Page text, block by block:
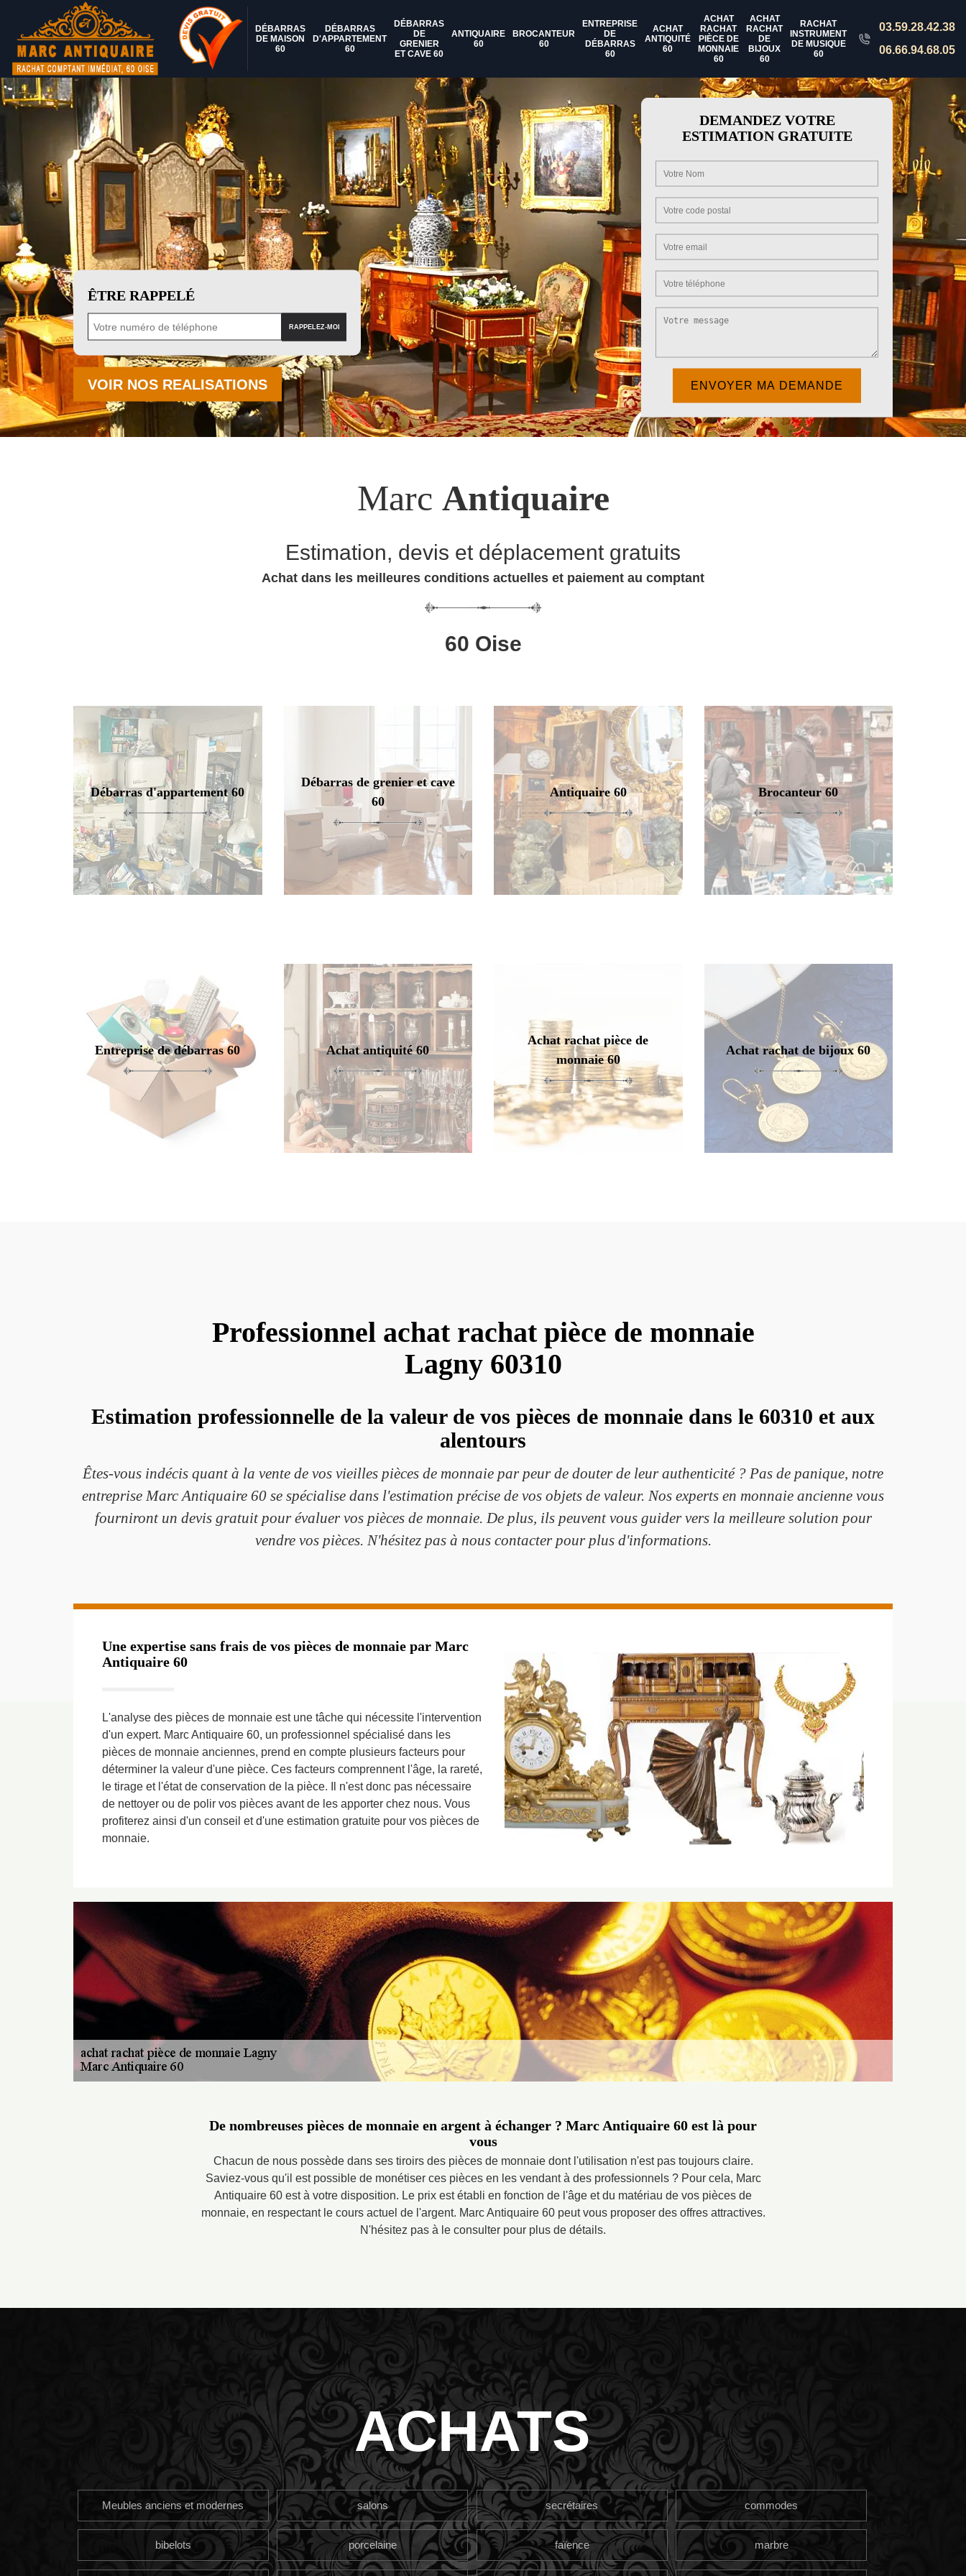
DÉBARRAS
DE MAISON
60
DÉBARRAS
D'APPARTEMENT
60
DÉBARRAS
DE
GRENIER
ET CAVE 60
ANTIQUAIRE
60
BROCANTEUR
60
ENTREPRISE
DE
DÉBARRAS
60
ACHAT
ANTIQUITÉ
60
ACHAT
RACHAT
PIÈCE DE
MONNAIE
60
ACHAT
RACHAT
DE
BIJOUX
60
RACHAT
INSTRUMENT
DE MUSIQUE
60
03.59.28.42.38
06.66.94.68.05
ÊTRE RAPPELÉ
VOIR NOS REALISATIONS
DEMANDEZ VOTRE
ESTIMATION GRATUITE
Marc Antiquaire
Estimation, devis et déplacement gratuits
Achat dans les meilleures conditions actuelles et paiement au comptant
60 Oise
Débarras d'appartement 60
Débarras de grenier et cave
60
Antiquaire 60 Brocanteur 60
Entreprise de débarras 60 Achat antiquité 60
Achat rachat pièce de
monnaie 60
Achat rachat de bijoux 60
Professionnel achat rachat pièce de monnaie
Lagny 60310
Estimation professionnelle de la valeur de vos pièces de monnaie dans le 60310 et aux
alentours
Êtes-vous indécis quant à la vente de vos vieilles pièces de monnaie par peur de douter de leur authenticité ? Pas de panique, notre
entreprise Marc Antiquaire 60 se spécialise dans l'estimation précise de vos objets de valeur. Nos experts en monnaie ancienne vous
fourniront un devis gratuit pour évaluer vos pièces de monnaie. De plus, ils peuvent vous guider vers la meilleure solution pour
vendre vos pièces. N'hésitez pas à nous contacter pour plus d'informations.
Une expertise sans frais de vos pièces de monnaie par Marc
Antiquaire 60
L'analyse des pièces de monnaie est une tâche qui nécessite l'intervention
d'un expert. Marc Antiquaire 60, un professionnel spécialisé dans les
pièces de monnaie anciennes, prend en compte plusieurs facteurs pour
déterminer la valeur d'une pièce. Ces facteurs comprennent l'âge, la rareté,
le tirage et l'état de conservation de la pièce. Il n'est donc pas nécessaire
de nettoyer ou de polir vos pièces avant de les apporter chez nous. Vous
profiterez ainsi d'un conseil et d'une estimation gratuite pour vos pièces de
monnaie.
De nombreuses pièces de monnaie en argent à échanger ? Marc Antiquaire 60 est là pour
vous
Chacun de nous possède dans ses tiroirs des pièces de monnaie dont l'utilisation n'est pas toujours claire.
Saviez-vous qu'il est possible de monétiser ces pièces en les vendant à des professionnels ? Pour cela, Marc
Antiquaire 60 est à votre disposition. Le prix est établi en fonction de l'âge et du matériau de vos pièces de
monnaie, en respectant le cours actuel de l'argent. Marc Antiquaire 60 peut vous proposer des offres attractives.
N'hésitez pas à le consulter pour plus de détails.
ACHATS
Meubles anciens et modernes salons secrétaires commodes
bibelots porcelaine faïence marbre